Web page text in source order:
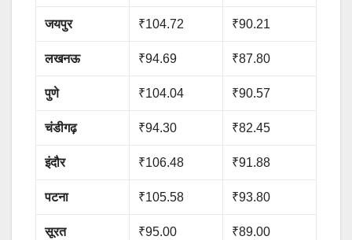
जयपुर ₹104.72 ₹90.21
लखनऊ ₹94.69 ₹87.80
पुणे ₹104.04 ₹90.57
चंडीगढ़ ₹94.30 ₹82.45
इंदौर ₹106.48 ₹91.88
पटना ₹105.58 ₹93.80
सूरत ₹95.00 ₹89.00